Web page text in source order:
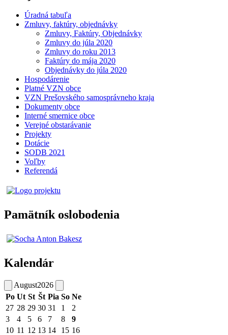
Úradná tabuľa
Zmluvy, faktúry, objednávky
Zmluvy, Faktúry, Objednávky
Zmluvy do júla 2020
Zmluvy do roku 2013
Faktúry do mája 2020
Objednávky do júla 2020
Hospodárenie
Platné VZN obce
VZN Prešovského samosprávneho kraja
Dokumenty obce
Interné smernice obce
Verejné obstarávanie
Projekty
Dotácie
SODB 2021
Voľby
Referendá
Pamätník oslobodenia
Kalendár
August2026
Po Ut St Št Pia So Ne
27 28 29 30 31 1
2
3
4 5 6 7 8
9
10 11 12 13 14 15 16